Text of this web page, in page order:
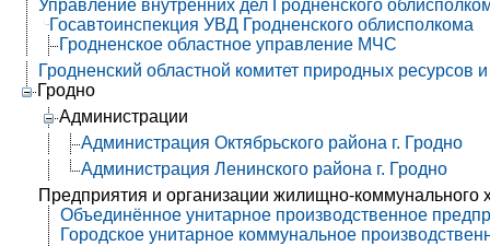
Управление внутренних дел Гродненского
Госавтоинспекция УВД Гродненского облисполкома
Гродненское областное управление МЧС
Гродненский областной комитет природных
Гродно
Администрации
Администрация Октябрьского района г. Гродно
Администрация Ленинского района г. Гродно
Предприятия и организации жилищно-коммунального
Объединённое унитарное производственное
Городское унитарное коммунальное